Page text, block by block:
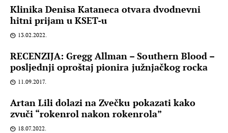
Klinika Denisa Kataneca otvara dvodnevni
hitni prijam u KSET-u
13.02.2022.
RECENZIJA: Gregg Allman – Southern Blood –
posljednji oproštaj pionira južnjačkog rocka
11.09.2017.
Artan Lili dolazi na Zvečku pokazati kako
zvuči “rokenrol nakon rokenrola”
18.07.2022.